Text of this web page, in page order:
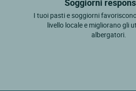
I tuoi pasti e soggiorni
livello locale e migliorano gli
albergatori.